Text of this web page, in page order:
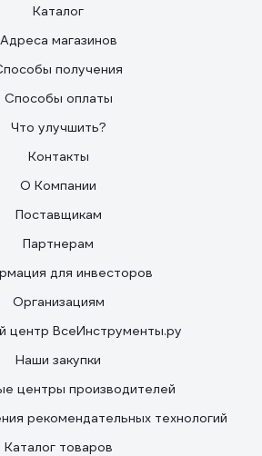
Каталог
Адреса магазинов
получения
Способы оплаты
Что улучшить?
Контакты
О Компании
Поставщикам
Партнерам
для инвесторов
Организациям
центр ВсеИнструменты.ру
Наши закупки
центры производителей
рекомендательных технологий
Каталог товаров